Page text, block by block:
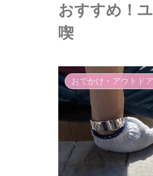
おすすめ！
喫
おでかけ・アウトド